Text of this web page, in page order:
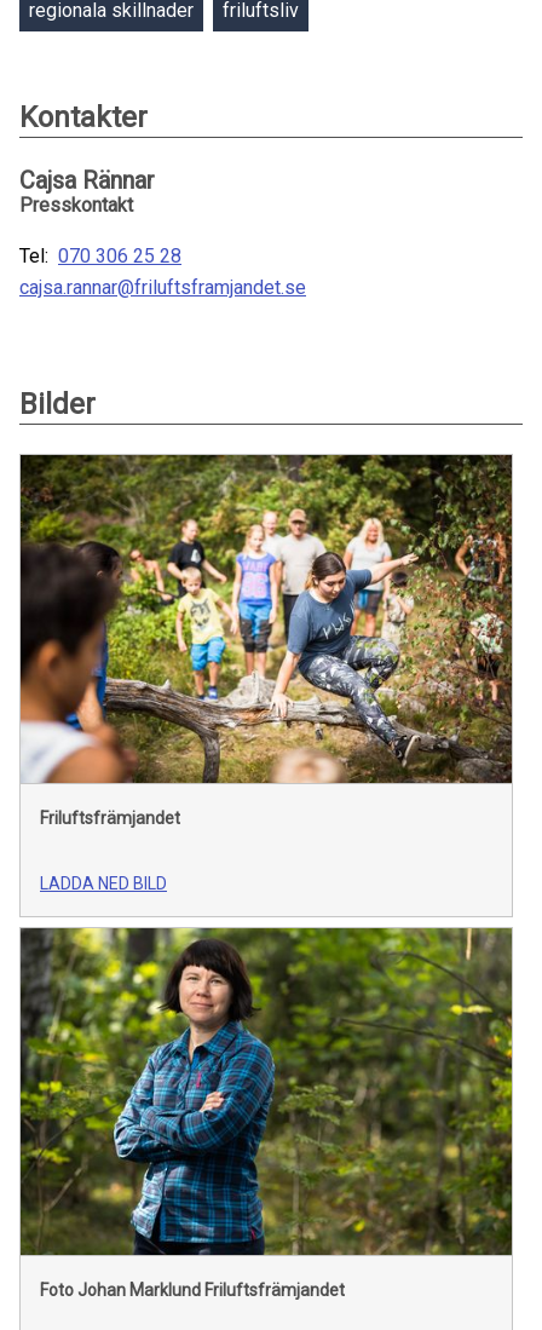
regionala skillnader friluftsliv
Kontakter
Cajsa Rännar
Presskontakt
Tel: 070 306 25 28
cajsa.rannar@friluftsframjandet.se
Bilder
Friluftsfrämjandet
LADDA NED BILD
Foto Johan Marklund Friluftsfrämjandet